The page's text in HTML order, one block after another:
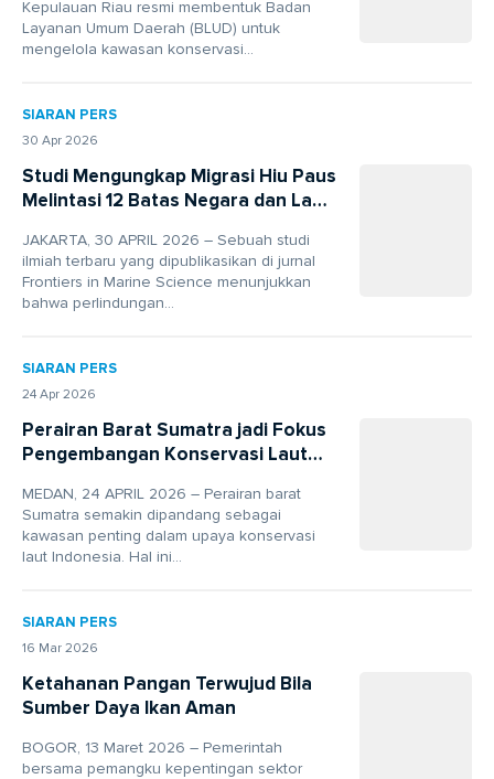
Kepulauan Riau resmi membentuk Badan
Layanan Umum Daerah (BLUD) untuk
mengelola kawasan konservasi...
SIARAN PERS
30 Apr 2026
Studi Mengungkap Migrasi Hiu Paus
Melintasi 12 Batas Negara dan Laut
JAKARTA, 30 APRIL 2026 – Sebuah studi
ilmiah terbaru yang dipublikasikan di jurnal
Frontiers in Marine Science menunjukkan
bahwa perlindungan...
SIARAN PERS
24 Apr 2026
Perairan Barat Sumatra jadi Fokus
Pengembangan Konservasi Laut
MEDAN, 24 APRIL 2026 – Perairan barat
Sumatra semakin dipandang sebagai
kawasan penting dalam upaya konservasi
laut Indonesia. Hal ini...
SIARAN PERS
16 Mar 2026
Ketahanan Pangan Terwujud Bila
Sumber Daya Ikan Aman
BOGOR, 13 Maret 2026 – Pemerintah
bersama pemangku kepentingan sektor